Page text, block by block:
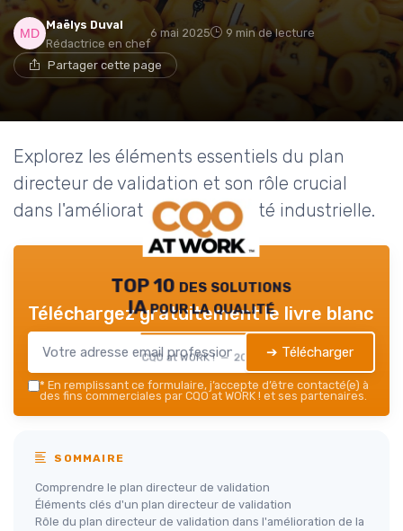
Maëlys Duval
Rédactrice en chef
6 mai 2025 9 min de lecture
Partager cette page
Explorez les éléments essentiels du plan
directeur de validation et son rôle crucial
dans l'amélioration de la qualité industrielle.
TOP 10 des solutions
IA pour la qualité
CQO at WORK ! — 2026
Téléchargez gratuitement le livre blanc
➔ Télécharger
* En remplissant ce formulaire, j’accepte d’être contacté(e) à
des fins commerciales par CQO at WORK ! et ses partenaires.
SOMMAIRE
Comprendre le plan directeur de validation
Éléments clés d'un plan directeur de validation
Rôle du plan directeur de validation dans l'amélioration de la